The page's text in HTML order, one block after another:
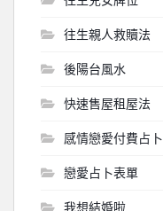
往生親人救贖法
後陽台風水
快速售屋租屋法
感情戀愛付費占卜
戀愛占卜表單
我想結婚啦